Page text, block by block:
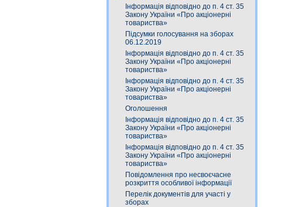
Інформація відповідно до п. 4 ст. 35
Закону України «Про акціонерні
товариства»
Підсумки голосування на зборах
06.12.2019
Інформація відповідно до п. 4 ст. 35
Закону України «Про акціонерні
товариства»
Інформація відповідно до п. 4 ст. 35
Закону України «Про акціонерні
товариства»
Оголошення
Інформація відповідно до п. 4 ст. 35
Закону України «Про акціонерні
товариства»
Інформація відповідно до п. 4 ст. 35
Закону України «Про акціонерні
товариства»
Повідомлення про несвоєчасне
розкриття особливої інформації
Перелік документів для участі у
зборах